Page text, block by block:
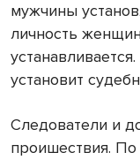
мужчины
личность
установит
Следователи и
проишествия.